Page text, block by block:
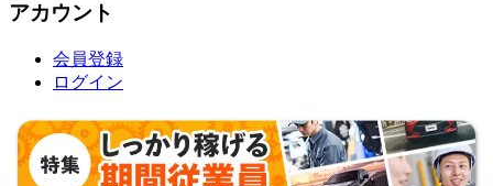
アカウント
会員登録
ログイン